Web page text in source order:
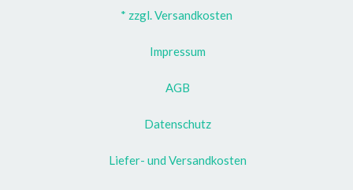
* zzgl. Versandkosten
Impressum
AGB
Datenschutz
Liefer- und Versandkosten